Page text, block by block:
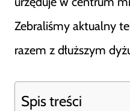
Zebraliśmy aktualny
razem z dłuższym
Spis treści